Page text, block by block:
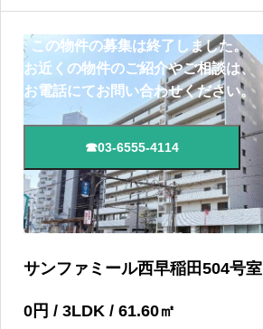
この物件の募集は終了しました。
お近くの物件のご紹介やご相談は、
お電話にてお問い合わせください。
☎03-6555-4114
サンファミール西早稲田504号室
0 円 / 3LDK / 61.60㎡